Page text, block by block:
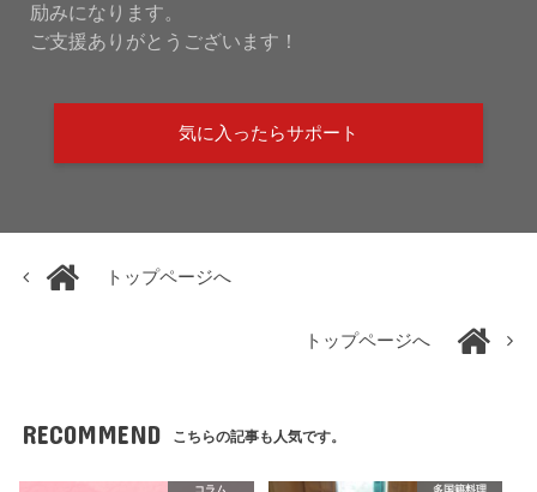
励みになります。
ご支援ありがとうございます！
気に入ったらサポート
トップページへ
トップページへ
RECOMMEND こちらの記事も人気です。
コラム 多国籍料理